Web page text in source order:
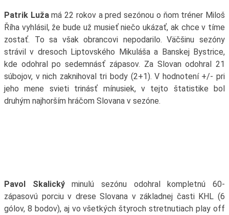
Patrik Lužamá 22 rokov a pred sezónou o ňom tréner Miloš
Říha vyhlásil, že bude už musieť niečo ukázať, ak chce v tíme
zostať. To sa však obrancovi nepodarilo. Väčšinu sezóny
strávil v dresoch Liptovského Mikuláša a Banskej Bystrice,
kde odohral po sedemnásť zápasov. Za Slovan odohral 21
súbojov, v nich zaknihoval tri body (2+1). V hodnotení +/- pri
jeho mene svieti trinásť mínusiek, v tejto štatistike bol
druhým najhorším hráčom Slovana v sezóne.
Pavol Skalickýminulú sezónu odohral kompletnú 60-
zápasovú porciu v drese Slovana v základnej časti KHL (6
gólov, 8 bodov), aj vo všetkých štyroch stretnutiach play off